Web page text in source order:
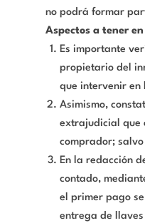
no podrá formar
Aspectos a tener
Es importante
propietario del
que intervenir en
Asimismo,
extrajudicial que
comprador;
En la redacción
contado,
el primer pago
entrega de